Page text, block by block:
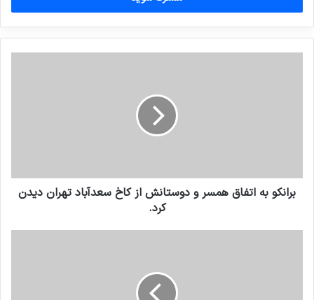
وارد
کنید
برانکو به اتفاق همسر و دوستانش از کاخ سعدآباد تهران دیدن
کرد.